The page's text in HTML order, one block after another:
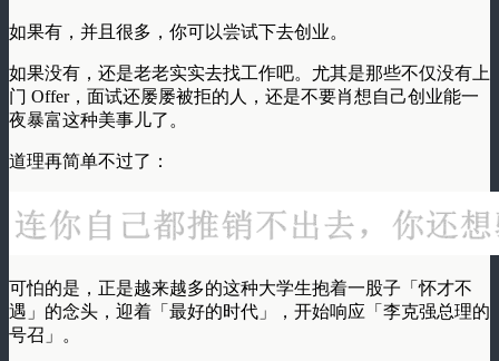
如果有，并且很多，你可以尝试下去创业。
如果没有，还是老老实实去找工作吧。尤其是那些不仅没有上
门 Offer，面试还屡屡被拒的人，还是不要肖想自己创业能一
夜暴富这种美事儿了。
道理再简单不过了：
可怕的是，正是越来越多的这种大学生抱着一股子「怀才不
遇」的念头，迎着「最好的时代」，开始响应「李克强总理的
号召」。